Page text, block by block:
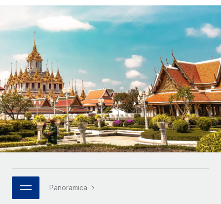
Chiedi a un esperto
Affidati agli esperti per la gestione HR e la
compliance globale
DIVENTA NOSTRO PARTNER
Partner tecnologici strategici
flessibile
CASE STUDIES
Français
Deutsch
Español
Italiano
Português (Portugal)
日本語
한국어
中文（简体）
Login
Panoramica